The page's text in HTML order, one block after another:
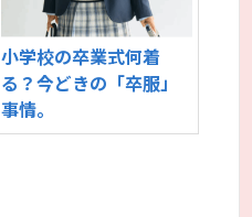
小学校の卒業式何着
る？今どきの「卒服」
事情。